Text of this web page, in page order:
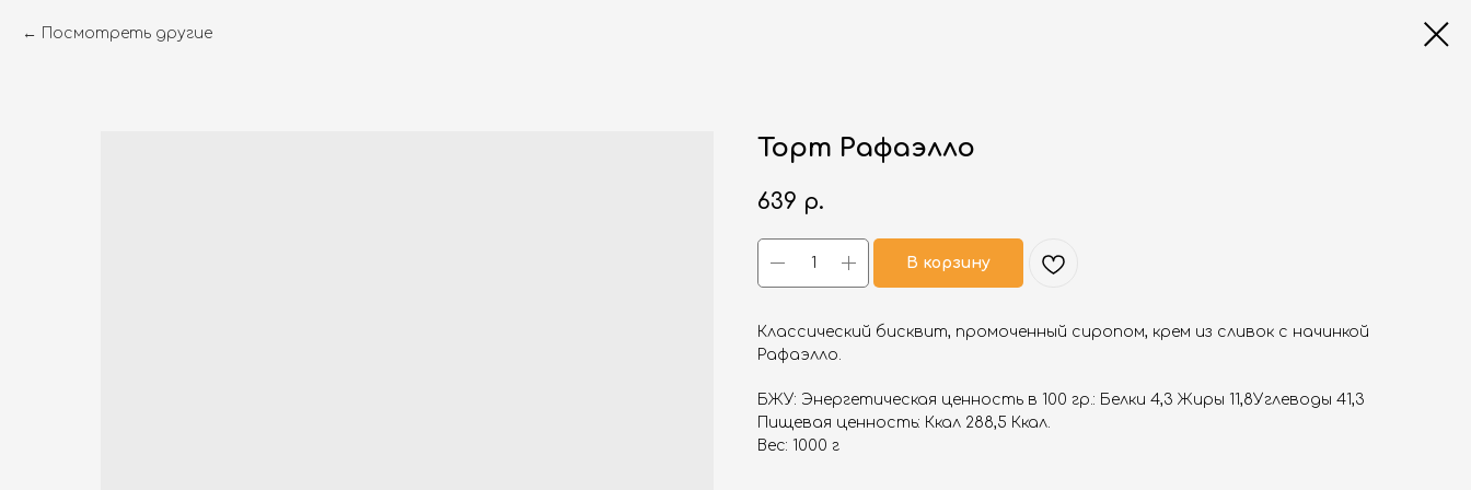
Посмотреть другие
Торт Рафаэлло
639 р.
В корзину
Классический бисквит, промоченный сиропом, крем из сливок с начинкой
Рафаэлло.
БЖУ: Энергетическая ценность в 100 гр.: Белки 4,3 Жиры 11,8Углеводы 41,3
Пищевая ценность: Ккал 288,5 Ккал.
Вес: 1000 г